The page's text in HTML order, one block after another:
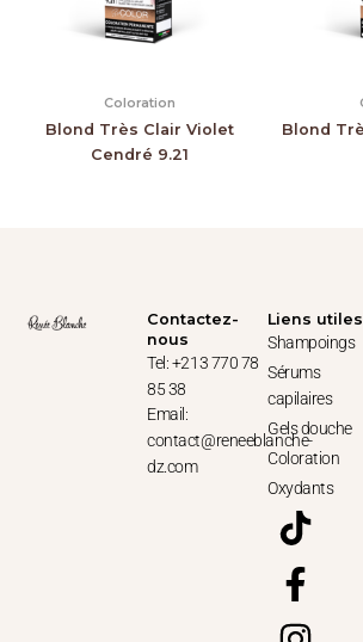
Coloration
Blond Très Clair Violet
Cendré 9.21
Blond
Contactez-
nous
Tel: +213 770 78
85 38
Email:
contact@reneeblanche-
dz.com
Liens utiles
Shampoings
Sérums
capilaires
Gels douche
Coloration
Oxydants
T
i
k
t
F
a
c
e
I
n
s
t
W
h
a
t